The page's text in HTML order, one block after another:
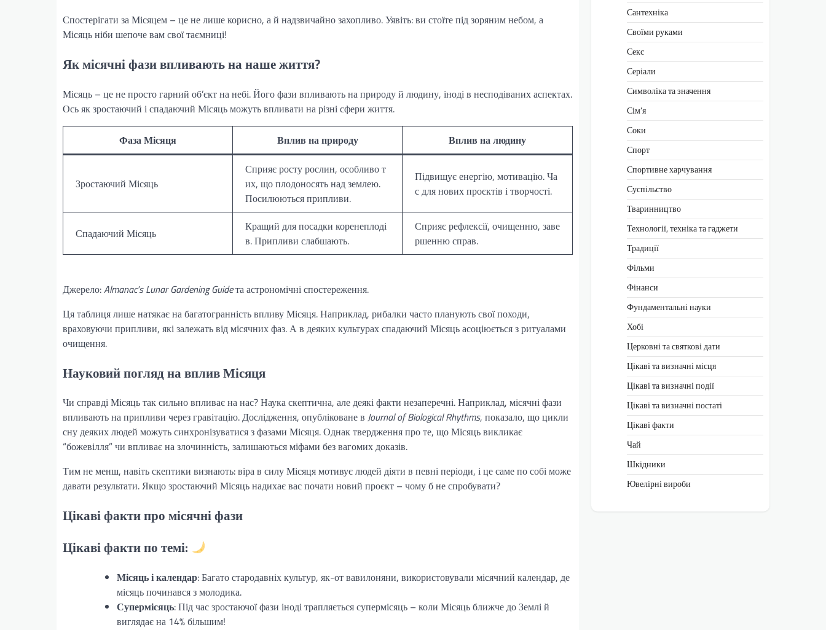
Спостерігати за Місяцем – це не лише корисно, а й надзвичайно захопливо. Уявіть: ви стоїте під зоряним небом, а
Місяць ніби шепоче вам свої таємниці!
Як місячні фази впливають на наше життя?
Місяць – це не просто гарний об’єкт на небі. Його фази впливають на природу й людину, іноді в несподіваних аспектах.
Ось як зростаючий і спадаючий Місяць можуть впливати на різні сфери життя.
Фаза Місяця Вплив на природу Вплив на людину
Зростаючий Місяць
Сприяє росту рослин, особливо т
их, що плодоносять над землею.
Посилюються припливи.
Підвищує енергію, мотивацію. Ча
с для нових проєктів і творчості.
Спадаючий Місяць
Кращий для посадки коренеплоді
в. Припливи слабшають.
Сприяє рефлексії, очищенню, заве
ршенню справ.
Джерело:Almanac’s Lunar Gardening Guideта астрономічні спостереження.
Ця таблиця лише натякає на багатогранність впливу Місяця. Наприклад, рибалки часто планують свої походи,
враховуючи припливи, які залежать від місячних фаз. А в деяких культурах спадаючий Місяць асоціюється з ритуалами
очищення.
Науковий погляд на вплив Місяця
Чи справді Місяць так сильно впливає на нас? Наука скептична, але деякі факти незаперечні. Наприклад, місячні фази
впливають на припливи через гравітацію. Дослідження, опубліковане в Journal of Biological Rhythms, показало, що цикли
сну деяких людей можуть синхронізуватися з фазами Місяця. Однак твердження про те, що Місяць викликає
“божевілля” чи впливає на злочинність, залишаються міфами без вагомих доказів.
Тим не менш, навіть скептики визнають: віра в силу Місяця мотивує людей діяти в певні періоди, і це саме по собі може
давати результати. Якщо зростаючий Місяць надихає вас почати новий проєкт – чому б не спробувати?
Цікаві факти про місячні фази
Цікаві факти по темі:
Місяць і календар: Багато стародавніх культур, як-от вавилоняни, використовували місячний календар, де
місяць починався з молодика.
Супермісяць: Під час зростаючої фази іноді трапляється супермісяць – коли Місяць ближче до Землі й
виглядає на 14% більшим!
Сантехніка
Своїми руками
Секс
Серіали
Символіка та значення
Сім’я
Соки
Спорт
Спортивне харчування
Суспільство
Тваринництво
Технології, техніка та гаджети
Традиції
Фільми
Фінанси
Фундаментальні науки
Хобі
Церковні та святкові дати
Цікаві та визначні місця
Цікаві та визначні події
Цікаві та визначні постаті
Цікаві факти
Чай
Шкідники
Ювелірні вироби